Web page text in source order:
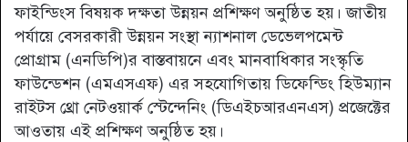
ফাইন্ডিংস বিষয়ক দক্ষতা উন্নয়ন প্রশিক্ষণ অনুষ্ঠিত হয়। জাতীয়
পর্যায়ে বেসরকারী উন্নয়ন সংস্থা ন্যাশনাল ডেভেলপমেন্ট
প্রোগ্রাম (এনডিপি)র বাস্তবায়নে এবং মানবাধিকার সংস্কৃতি
ফাউন্ডেশন (এমএসএফ) এর সহযোগিতায় ডিফেন্ডিং হিউম্যান
রাইটস থ্রো নেটওয়ার্ক স্টেন্দেনিং (ডিএইচআরএনএস) প্রজেক্টের
আওতায় এই প্রশিক্ষণ অনুষ্ঠিত হয়।